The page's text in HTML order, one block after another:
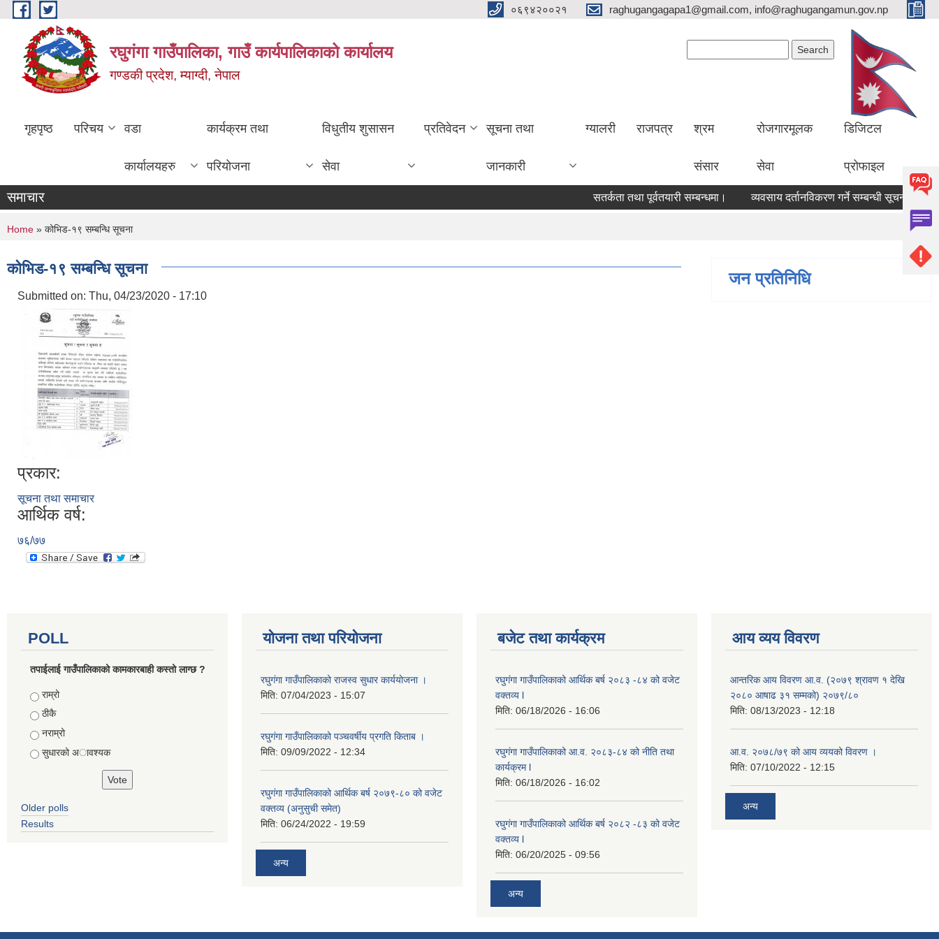
Skip to main content ०६९४२००२१ raghugangagapa1@gmail.com, info@raghugangamun.gov.np
रघुगंगा गाउँपालिका, गाउँ कार्यपालिकाको कार्यालय
गण्डकी प्रदेश, म्याग्दी, नेपाल
गृहपृष्ठ परिचय वडा
कार्यालयहरु
कार्यक्रम तथा
परियोजना
विधुतीय शुसासन
सेवा
प्रतिवेदन सूचना तथा
जानकारी
ग्यालरी राजपत्र श्रम
संसार
रोजगारमूलक
सेवा
डिजिटल
प्रोफाइल
समाचार सतर्कता तथा पूर्वतयारी सम्बन्धमा। व्यवसाय दर्तानविकरण गर्ने सम्बन्धी सूचना l
You are here
Home » कोभिड-१९ सम्बन्धि सूचना
कोभिड-१९ सम्बन्धि सूचना
Submitted on: Thu, 04/23/2020 - 17:10
प्रकार:
सूचना तथा समाचार
आर्थिक वर्ष:
७६/७७
जन प्रतिनिधि
POLL
तपाईलाई गाउँपालिकाको कामकारबाही कस्तो लाग्छ ?
Choices
राम्रो
ठीकै
नराम्रो
सुधारको अावश्यक
Older polls
Results
योजना तथा परियोजना
रघुगंगा गाउँपालिकाको राजस्व सुधार कार्ययोजना ।
मिति: 07/04/2023 - 15:07
रघुगंगा गाउँपालिकाको पञ्चवर्षीय प्रगति किताब ।
मिति: 09/09/2022 - 12:34
रघुगंगा गाउँपालिकाको आर्थिक बर्ष २०७९-८० को वजेट
वक्तव्य (अनुसुची समेत)
मिति: 06/24/2022 - 19:59
अन्य
बजेट तथा कार्यक्रम
रघुगंगा गाउँपालिकाको आर्थिक बर्ष २०८३ -८४ को वजेट
वक्तव्य l
मिति: 06/18/2026 - 16:06
रघुगंगा गाउँपालिकाको आ.व. २०८३-८४ को नीति तथा
कार्यक्रम l
मिति: 06/18/2026 - 16:02
रघुगंगा गाउँपालिकाको आर्थिक बर्ष २०८२ -८३ को वजेट
वक्तव्य l
मिति: 06/20/2025 - 09:56
अन्य
आय व्यय विवरण
आन्तरिक आय विवरण आ.व. (२०७९ श्रावण १ देखि
२०८० आषाढ ३१ सम्मको) २०७९/८०
मिति: 08/13/2023 - 12:18
आ.व. २०७८/७९ को आय व्ययको विवरण ।
मिति: 07/10/2022 - 12:15
अन्य